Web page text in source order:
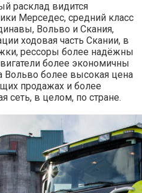
расклад видится
Мерседес, средний класс
Вольво и Скания,
ходовая часть Скании, в
рессоры более надёжны
более экономичны
Вольво более высокая цена
продажах и более
сеть, в целом, по стране.